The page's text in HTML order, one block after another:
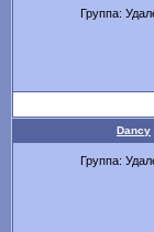
Группа:
Dancy
Группа: